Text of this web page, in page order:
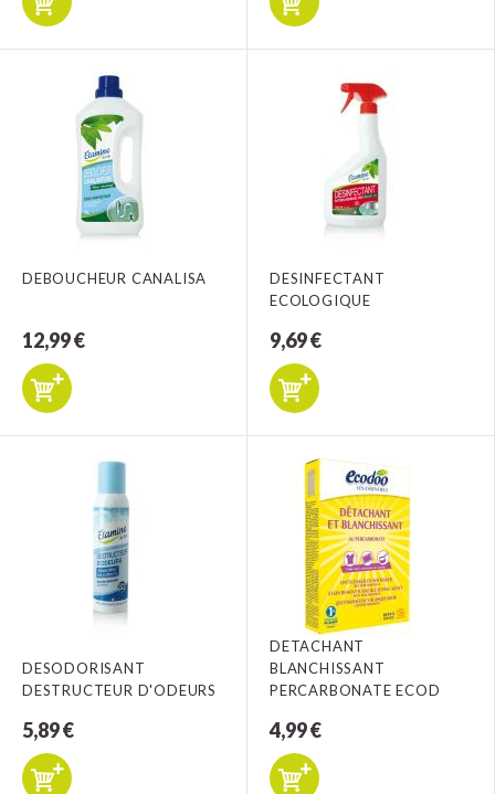
DEBOUCHEUR CANALISA
12,99 €
DESINFECTANT
ECOLOGIQUE
9,69 €
DESODORISANT
DESTRUCTEUR D'ODEURS
5,89 €
DETACHANT
BLANCHISSANT
PERCARBONATE ECOD
4,99 €